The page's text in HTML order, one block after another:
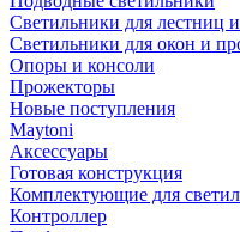
Светильники для лестниц
Светильники для окон и
Опоры и консоли
Прожекторы
Новые поступления
Maytoni
Аксессуары
Готовая конструкция
Комплектующие для
Контроллер